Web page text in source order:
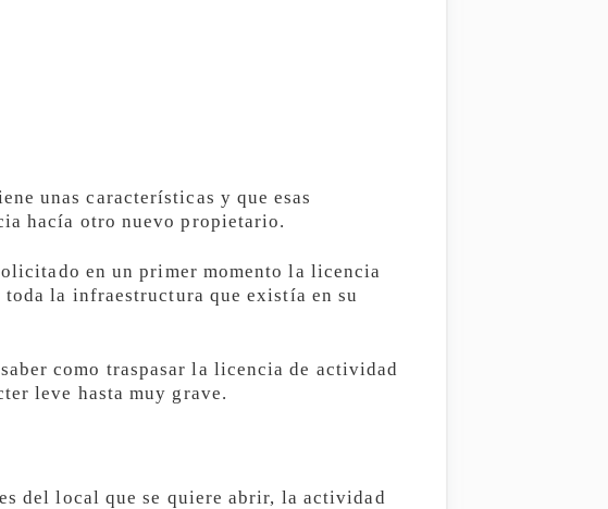
unas características y que esas
hacía otro nuevo propietario.
en un primer momento la licencia
la infraestructura que existía en su
como traspasar la licencia de actividad
leve hasta muy grave.
del local que se quiere abrir, la actividad